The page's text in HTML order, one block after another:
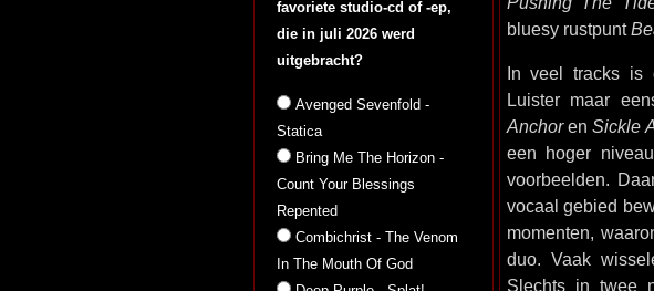
favoriete studio-cd of -ep,
die in juli 2026 werd
uitgebracht?
Avenged Sevenfold -
Statica
Bring Me The Horizon -
Count Your Blessings
Repented
Combichrist - The Venom
In The Mouth Of God
bluesy rustpunt
In veel tracks is
Luister maar
AnchorenSickle
een hoger
voorbeelden.
vocaal gebied
momenten,
duo. Vaak
Slechts in twee